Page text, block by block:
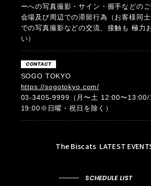
ーへの写真撮影・サイン・握手などの
会場及び周辺での滞留行為（お客様同
での写真撮影などの交流、接触も 極力
い）
CONTACT
SOGO TOKYO
https://sogotokyo.com/
03-3405-9999（月〜土 12:00〜13:00/
19:00※日曜・祝日を除く）
The Biscats LATEST
SCHEDULE LIST